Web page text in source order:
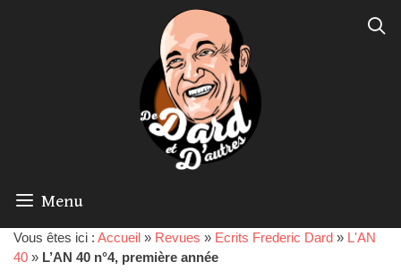
Menu
Vous êtes ici : Accueil » Revues » Ecrits Frederic Dard » L'AN
40 » L’AN 40 n°4, première année